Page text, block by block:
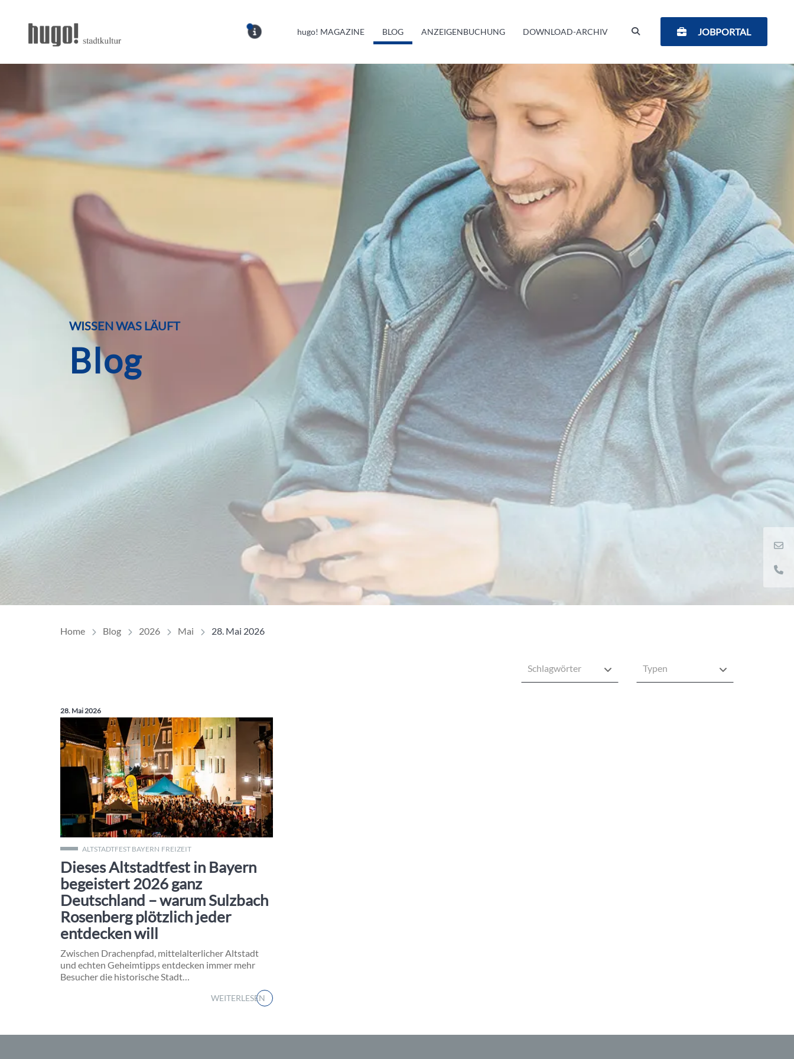
hugo! MAGAZINE BLOG ANZEIGENBUCHUNG DOWNLOAD-ARCHIV JOBPORTAL
WISSEN WAS LÄUFT
Blog
Home Blog 2026 Mai 28. Mai 2026
Schlagwörter Typen
Veröffentlicht am:
28. Mai 2026
Dieses Altstadtfest in Bayern
begeistert 2026 ganz
Deutschland – warum Sulzbach
Rosenberg plötzlich jeder
entdecken will
ALTSTADTFEST BAYERN FREIZEIT
Zwischen Drachenpfad, mittelalterlicher Altstadt
und echten Geheimtipps entdecken immer mehr
Besucher die historische Stadt…
WEITERLESEN